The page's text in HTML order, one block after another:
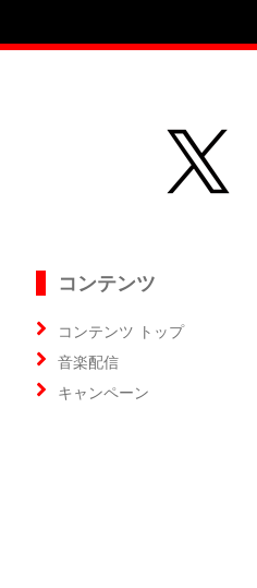
コンテンツ
コンテンツ トップ
音楽配信
キャンペーン